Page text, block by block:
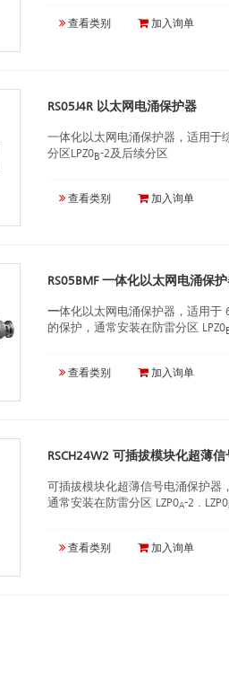
查看类别 加入询单
RS05J4R 以太网电涌保护器
一体化以太网电涌保护器，适用于
分区LPZ0B-2及后续分区
查看类别 加入询单
RS05BMF 一体化以太网电涌保
一体化以太网电涌保护器，适用于
的保护，通常安装在防雷分区 LPZ0
查看类别 加入询单
RSCH24W2 可插拔模块化超薄
可插拔模块化超薄信号电涌保护器
通常安装在防雷分区 LZP0A-2 . LZP0
查看类别 加入询单